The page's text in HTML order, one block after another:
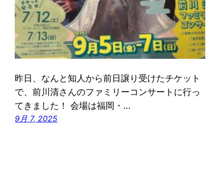
昨日、なんと知人から前日譲り受けたチケット
で、前川清さんのファミリーコンサートに行っ
てきました！ 会場は福岡・…
9月 7, 2025